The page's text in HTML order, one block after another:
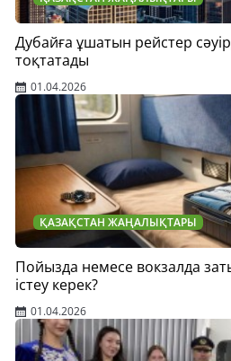
Дубайға ұшатын рейстер
тоқтатады
01.04.2026
ҚАЗАҚСТАН ЖАҢАЛЫҚТАРЫ
Пойызда немесе вокзалда
істеу керек?
01.04.2026